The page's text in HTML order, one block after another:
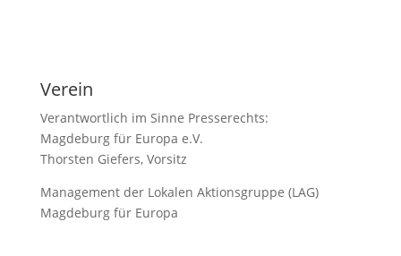
Verein
Verantwortlich im Sinne Presserechts:
Magdeburg für Europa e.V.
Thorsten Giefers, Vorsitz
Management der Lokalen Aktionsgruppe (LAG)
Magdeburg für Europa